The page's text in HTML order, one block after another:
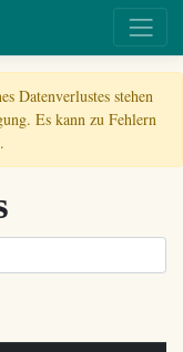
Datenverlustes stehen
Es kann zu Fehlern